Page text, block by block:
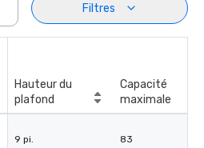
Filtres
Hauteur du
plafond
Capacité
maximale
9 pi. 83